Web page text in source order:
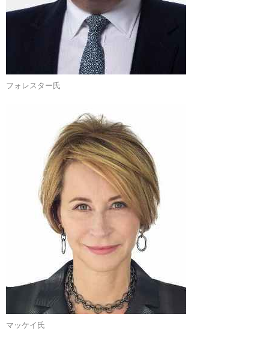
フォレスター氏
マッケイ氏